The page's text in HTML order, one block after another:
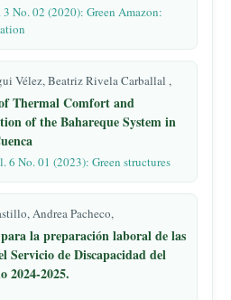
No. 02 (2020): Green Amazon:
Vélez, Beatriz Rivela Carballal ,
Thermal Comfort and
of the Bahareque System in
6 No. 01 (2023): Green structures
Andrea Pacheco,
la preparación laboral de las
Servicio de Discapacidad del
2024-2025.